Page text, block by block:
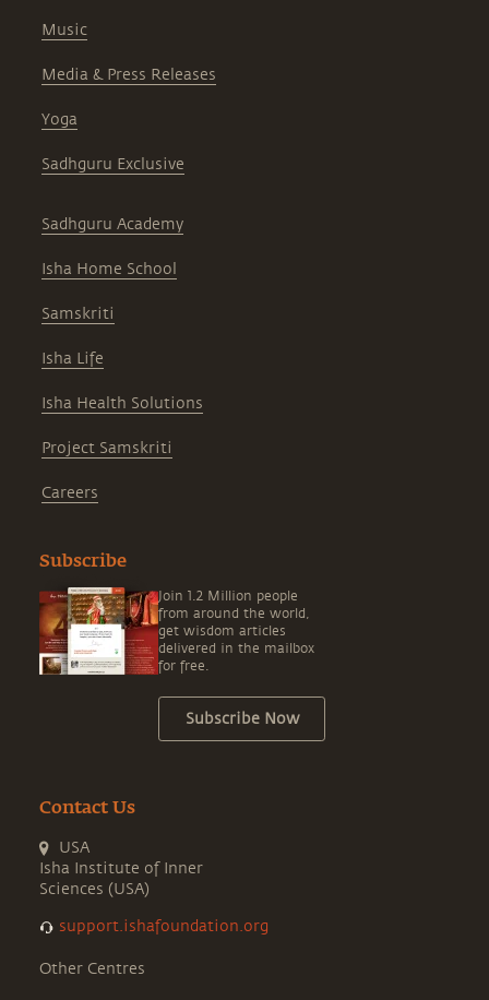
Music
Media & Press Releases
Yoga
Sadhguru Exclusive
Sadhguru Academy
Isha Home School
Samskriti
Isha Life
Isha Health Solutions
Project Samskriti
Careers
Subscribe
Join 1.2 Million people
from around the world,
get wisdom articles
delivered in the mailbox
for free.
Subscribe Now
Contact Us
USA
Isha Institute of Inner
Sciences (USA)
support.ishafoundation.org
Other Centres